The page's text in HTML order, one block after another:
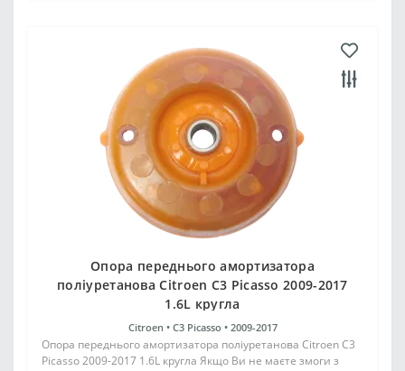
Опора переднього амортизатора
поліуретанова Citroen C3 Picasso 2009-2017
1.6L кругла
Citroen • C3 Picasso • 2009-2017
Опора переднього амортизатора поліуретанова Citroen C3
Picasso 2009-2017 1.6L кругла Якщо Ви не маєте змоги з